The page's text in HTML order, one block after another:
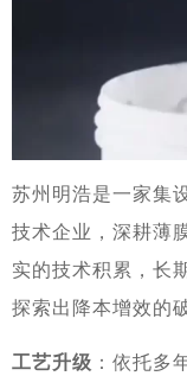
苏州明浩是一家集
技术企业，深耕薄
实的技术积累，长
探索出降本增效的
工艺升级 ：依托多